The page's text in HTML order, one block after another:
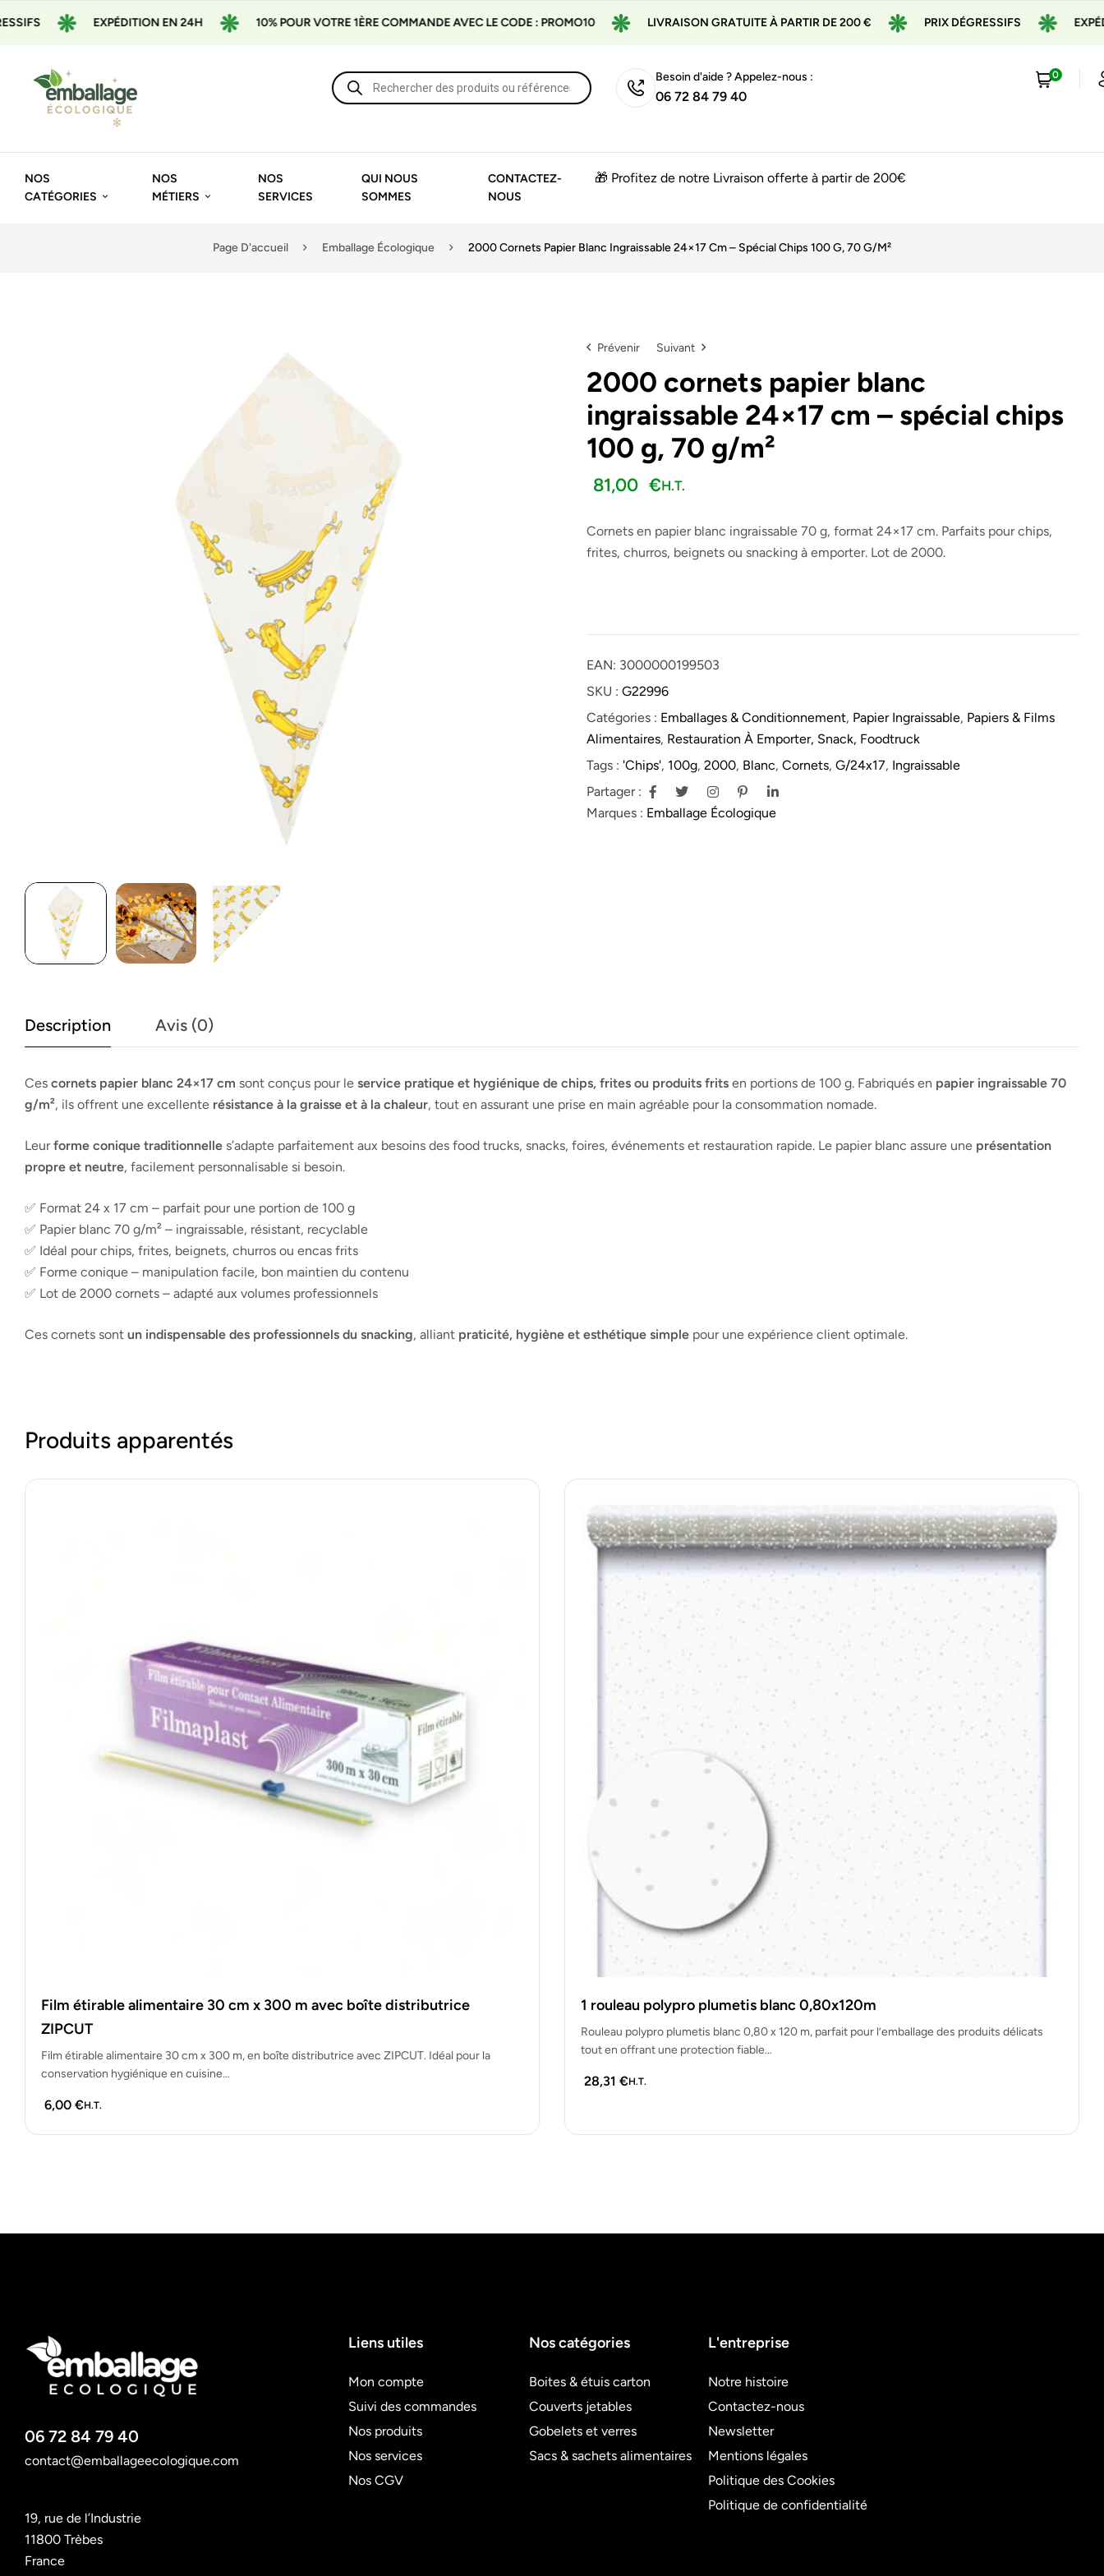
EXPÉDITION EN 24H 10% POUR VOTRE 1ÈRE COMMANDE AVEC LE CODE : PROMO10 LIVRAISON GRATUITE À PARTIR DE 200 € PRIX DÉGRESSIFS EXPÉDITION
Besoin d'aide ? Appelez-nous :
06 72 84 79 40
0
NOS
CATÉGORIES
NOS
MÉTIERS
NOS
SERVICES
QUI NOUS
SOMMES
CONTACTEZ-
NOUS
🎁 Profitez de notre Livraison offerte à partir de 200€
Page D'accueil Emballage Écologique 2000 Cornets Papier Blanc Ingraissable 24×17 Cm – Spécial Chips 100 G, 70 G/m²
Prévenir
121,20€
114,50€ H.T.
Suivant
11,32€H.T.
2000 cornets papier blanc
ingraissable 24×17 cm – spécial chips
100 g, 70 g/m²
81,00 €H.T.
Cornets en papier blanc ingraissable 70 g, format 24×17 cm. Parfaits pour chips,
frites, churros, beignets ou snacking à emporter. Lot de 2000.
EAN: 3000000199503
SKU : G22996
Catégories : Emballages & Conditionnement, Papier Ingraissable, Papiers & Films
Alimentaires, Restauration À Emporter, Snack, Foodtruck
Tags : 'chips', 100g, 2000, Blanc, Cornets, G/24x17, Ingraissable
Partager :
Marques : Emballage Écologique
Description Avis (0)
Ces cornets papier blanc 24×17 cm sont conçus pour le service pratique et hygiénique de chips, frites ou produits frits en portions de 100 g. Fabriqués en papier ingraissable 70
g/m², ils offrent une excellente résistance à la graisse et à la chaleur, tout en assurant une prise en main agréable pour la consommation nomade.
Leurforme conique traditionnelle s’adapte parfaitement aux besoins des food trucks, snacks, foires, événements et restauration rapide. Le papier blanc assure une présentation
propre et neutre, facilement personnalisable si besoin.
✅ Format 24 x 17 cm – parfait pour une portion de 100 g
✅ Papier blanc 70 g/m² – ingraissable, résistant, recyclable
✅ Idéal pour chips, frites, beignets, churros ou encas frits
✅ Forme conique – manipulation facile, bon maintien du contenu
✅ Lot de 2000 cornets – adapté aux volumes professionnels
Ces cornets sont un indispensable des professionnels du snacking, alliant praticité, hygiène et esthétique simple pour une expérience client optimale.
Produits apparentés
Film étirable alimentaire 30 cm x 300 m avec boîte distributrice
ZIPCUT
Film étirable alimentaire 30 cm x 300 m, en boîte distributrice avec ZIPCUT. Idéal pour la
conservation hygiénique en cuisine…
6,00 €H.T.
1 rouleau polypro plumetis blanc 0,80x120m
Rouleau polypro plumetis blanc 0,80 x 120 m, parfait pour l’emballage des produits délicats
tout en offrant une protection fiable…
28,31 €H.T.
06 72 84 79 40
contact@emballageecologique.com
19, rue de l’Industrie
11800 Trèbes
France
Liens utiles
Mon compte
Suivi des commandes
Nos produits
Nos services
Nos CGV
Nos catégories
Boites & étuis carton
Couverts jetables
Gobelets et verres
Sacs & sachets alimentaires
L'entreprise
Notre histoire
Contactez-nous
Newsletter
Mentions légales
Politique des Cookies
Politique de confidentialité